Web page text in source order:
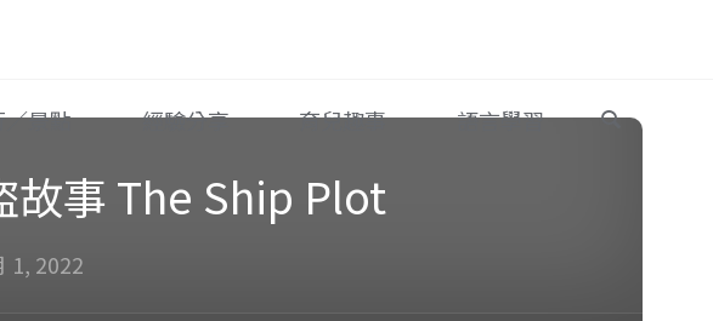
／景點 經驗分享 育兒趣事 語言學習
故事 The Ship Plot
1, 2022